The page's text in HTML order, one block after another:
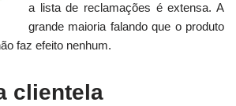
a lista de reclamações é extensa. A
grande maioria falando que o produto
faz efeito nenhum.
clientela